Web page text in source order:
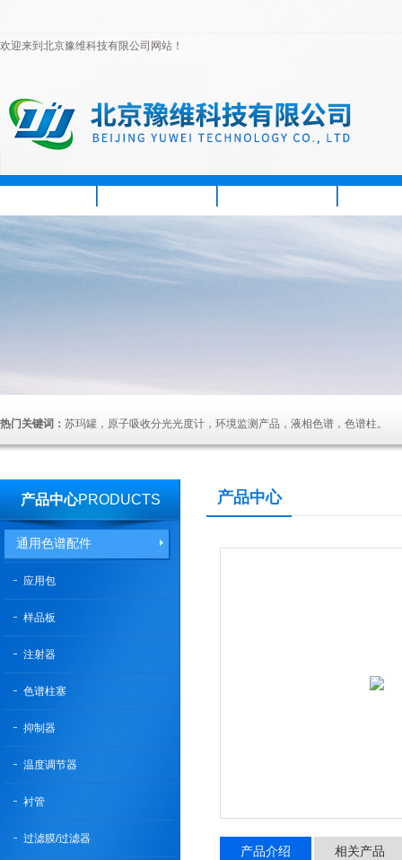
欢迎来到北京豫维科技有限公司网站！
热门关键词： 苏玛罐，原子吸收分光光度计，环境监测产品，液相色谱，色谱柱。
产品中心PRODUCTS
通用色谱配件
应用包
样品板
注射器
色谱柱塞
抑制器
温度调节器
衬管
过滤膜/过滤器
产品中心
产品介绍 相关产品